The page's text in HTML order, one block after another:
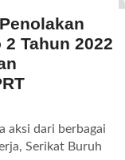
Tahun 2022
aksi dari berbagai
Serikat Buruh